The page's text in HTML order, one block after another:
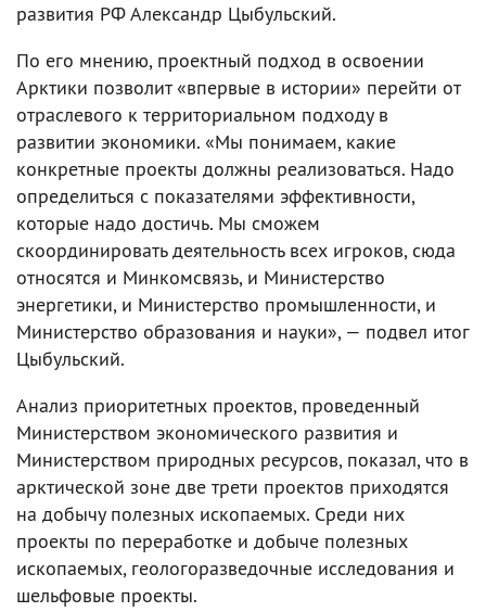
развития РФ Александр Цыбульский.
По его мнению, проектный подход в освоении
Арктики позволит «впервые в истории» перейти от
отраслевого к территориальном подходу в
развитии экономики. «Мы понимаем, какие
конкретные проекты должны реализоваться. Надо
определиться с показателями эффективности,
которые надо достичь. Мы сможем
скоординировать деятельность всех игроков, сюда
относятся и Минкомсвязь, и Министерство
энергетики, и Министерство промышленности, и
Министерство образования и науки», — подвел итог
Цыбульский.
Анализ приоритетных проектов, проведенный
Министерством экономического развития и
Министерством природных ресурсов, показал, что в
арктической зоне две трети проектов приходятся
на добычу полезных ископаемых. Среди них
проекты по переработке и добыче полезных
ископаемых, геологоразведочные исследования и
шельфовые проекты.